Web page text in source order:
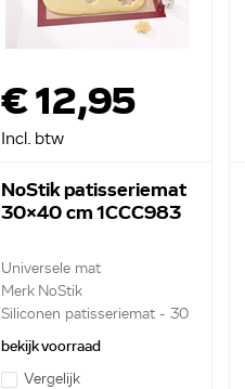
€ 12,95
Incl. btw
NoStik patisseriemat
30x40 cm 1CCC983
Universele mat
Merk NoStik
Siliconen patisseriemat - 30
x ...
bekijk voorraad
Vergelijk